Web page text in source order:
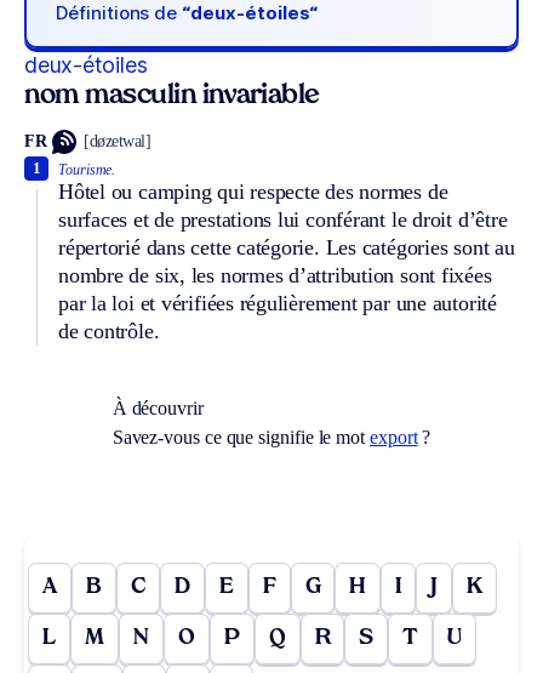
Définitions de “deux-étoiles“
deux-étoiles
nom masculin invariable
FR [døzetwal]
Tourisme.
Hôtel ou camping qui respecte des normes de
surfaces et de prestations lui conférant le droit d’être
répertorié dans cette catégorie. Les catégories sont au
nombre de six, les normes d’attribution sont fixées
par la loi et vérifiées régulièrement par une autorité
de contrôle.
1
À découvrir
Savez-vous ce que signifie le mot export?
A B C D E F G H I J K
L M N O P Q R S T U